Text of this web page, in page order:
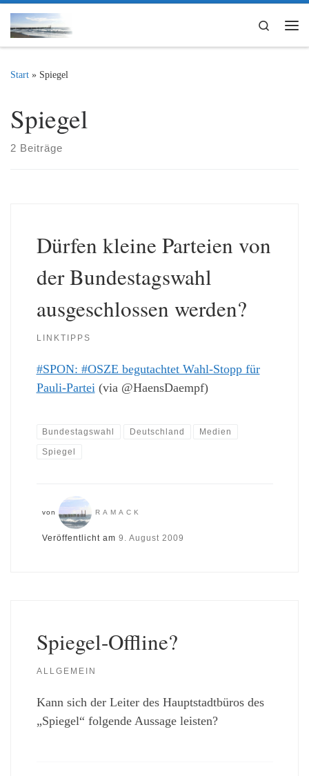
Zum Inhalt springen
Search
Start » Spiegel
Spiegel
2 Beiträge
Dürfen kleine Parteien von
der Bundestagswahl
ausgeschlossen werden?
LINKTIPPS
#SPON: #OSZE begutachtet Wahl-Stopp für
Pauli-Partei(via @HaensDaempf)
Bundestagswahl Deutschland Medien
Spiegel
von RAMACK
Veröffentlicht am 9. August 2009
Spiegel-Offline?
ALLGEMEIN
Kann sich der Leiter des Hauptstadtbüros des
„Spiegel“ folgende Aussage leisten?